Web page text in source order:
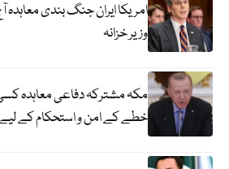
امریکا ایران جنگ بندی معاہدہ
وزیر خزانہ
مکہ مشترکہ دفاعی معاہدہ
خطے کے امن و استحکام کے لیے